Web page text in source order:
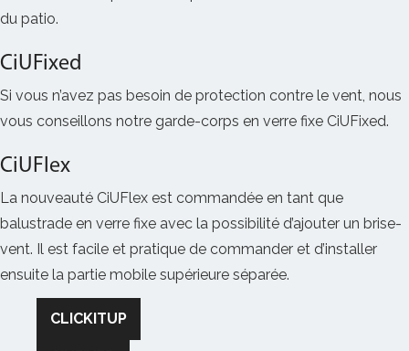
du patio.
CiUFixed
Si vous n’avez pas besoin de protection contre le vent, nous
vous conseillons notre garde-corps en verre fixe CiUFixed.
CiUFlex
La nouveauté CiUFlex est commandée en tant que
balustrade en verre fixe avec la possibilité d’ajouter un brise-
vent. Il est facile et pratique de commander et d’installer
ensuite la partie mobile supérieure séparée.